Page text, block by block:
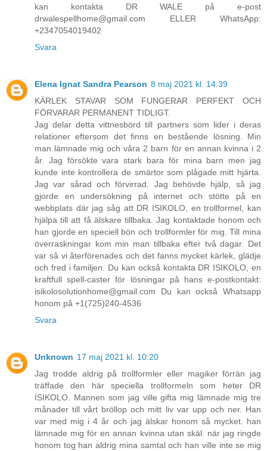
kan kontakta DR WALE på e-post
drwalespellhome@gmail.com ELLER WhatsApp:
+2347054019402
Svara
Elena Ignat Sandra Pearson 8 maj 2021 kl. 14:39
KÄRLEK STAVAR SOM FUNGERAR PERFEKT OCH
FÖRVARAR PERMANENT TIDLIGT.
Jag delar detta vittnesbörd till partners som lider i deras
relationer eftersom det finns en bestående lösning. Min
man lämnade mig och våra 2 barn för en annan kvinna i 2
år. Jag försökte vara stark bara för mina barn men jag
kunde inte kontrollera de smärtor som plågade mitt hjärta.
Jag var sårad och förvirrad. Jag behövde hjälp, så jag
gjorde en undersökning på internet och stötte på en
webbplats där jag såg att DR ISIKOLO, en trollformel, kan
hjälpa till att få älskare tillbaka. Jag kontaktade honom och
han gjorde en speciell bön och trollformler för mig. Till mina
överraskningar kom min man tillbaka efter två dagar. Det
var så vi återförenades och det fanns mycket kärlek, glädje
och fred i familjen. Du kan också kontakta DR ISIKOLO, en
kraftfull spell-caster för lösningar på hans e-postkontakt:
isikolosolutionhome@gmail.com Du kan också Whatsapp
honom på +1(725)240-4536
Svara
Unknown 17 maj 2021 kl. 10:20
Jag trodde aldrig på trollformler eller magiker förrän jag
träffade den här speciella trollformeln som heter DR
ISIKOLO. Mannen som jag ville gifta mig lämnade mig tre
månader till vårt bröllop och mitt liv var upp och ner. Han
var med mig i 4 år och jag älskar honom så mycket. han
lämnade mig för en annan kvinna utan skäl. när jag ringde
honom tog han aldrig mina samtal och han ville inte se mig